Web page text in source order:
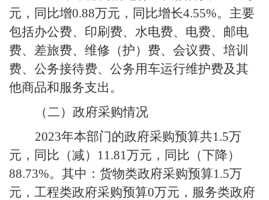
元，同比增0.88万元，同比增长4.55%。主要
包括办公费、印刷费、水电费、电费、邮电
费、差旅费、维修（护）费、会议费、培训
费、公务接待费、公务用车运行维护费及其
他商品和服务支出。
（二）政府采购情况
2023年本部门的政府采购预算共1.5万
元，同比（减） 11.81万元，同比（下降）
88.73%。其中：货物类政府采购预算1.5万
元，工程类政府采购预算0万元，服务类政府